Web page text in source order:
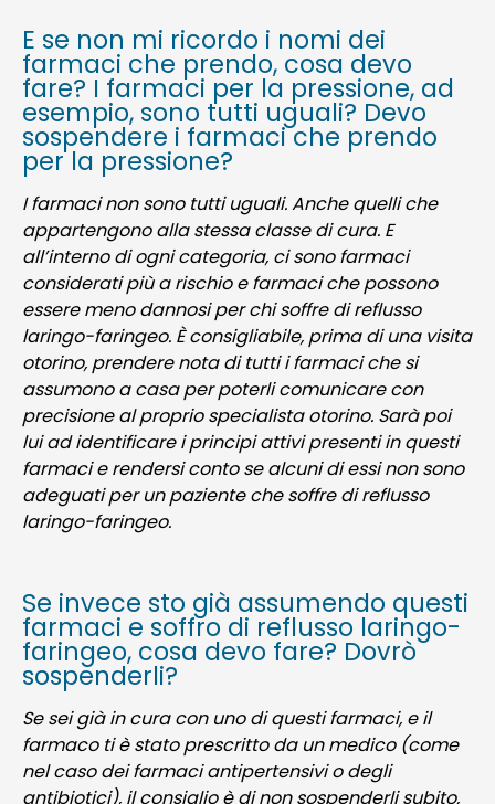
E se non mi ricordo i nomi dei
farmaci che prendo, cosa devo
fare? I farmaci per la pressione, ad
esempio, sono tutti uguali? Devo
sospendere i farmaci che prendo
per la pressione?
I farmaci non sono tutti uguali. Anche quelli che
appartengono alla stessa classe di cura. E
all’interno di ogni categoria, ci sono farmaci
considerati più a rischio e farmaci che possono
essere meno dannosi per chi soffre di reflusso
laringo-faringeo. È consigliabile, prima di una visita
otorino, prendere nota di tutti i farmaci che si
assumono a casa per poterli comunicare con
precisione al proprio specialista otorino. Sarà poi
lui ad identificare i principi attivi presenti in questi
farmaci e rendersi conto se alcuni di essi non sono
adeguati per un paziente che soffre di reflusso
laringo-faringeo.
Se invece sto già assumendo questi
farmaci e soffro di reflusso laringo-
faringeo, cosa devo fare? Dovrò
sospenderli?
Se sei già in cura con uno di questi farmaci, e il
farmaco ti è stato prescritto da un medico (come
nel caso dei farmaci antipertensivi o degli
antibiotici), il consiglio è di non sospenderli subito,